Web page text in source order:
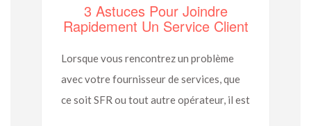
3 Astuces Pour Joindre
Rapidement Un Service Client
Lorsque vous rencontrez un problème
avec votre fournisseur de services, que
ce soit SFR ou tout autre opérateur, il est